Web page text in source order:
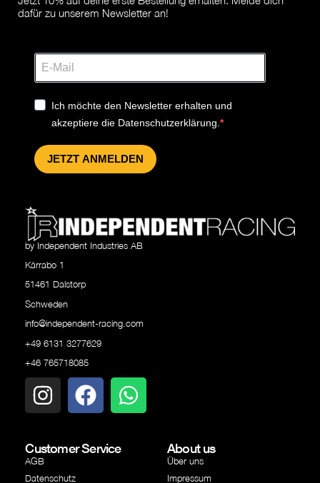
by Independent Industries AB
Kärrabo 1
51461 Dalstorp
Schweden
info@independent-racing.com
+49 6131 3277629
+46 765718085
Customer Service
AGB
Datenschutz
About us
Über uns
Impressum
dafür zu unserem Newsletter an!
Ich möchte den Newsletter erhalten und
akzeptiere die Datenschutzerklärung.
JETZT ANMELDEN